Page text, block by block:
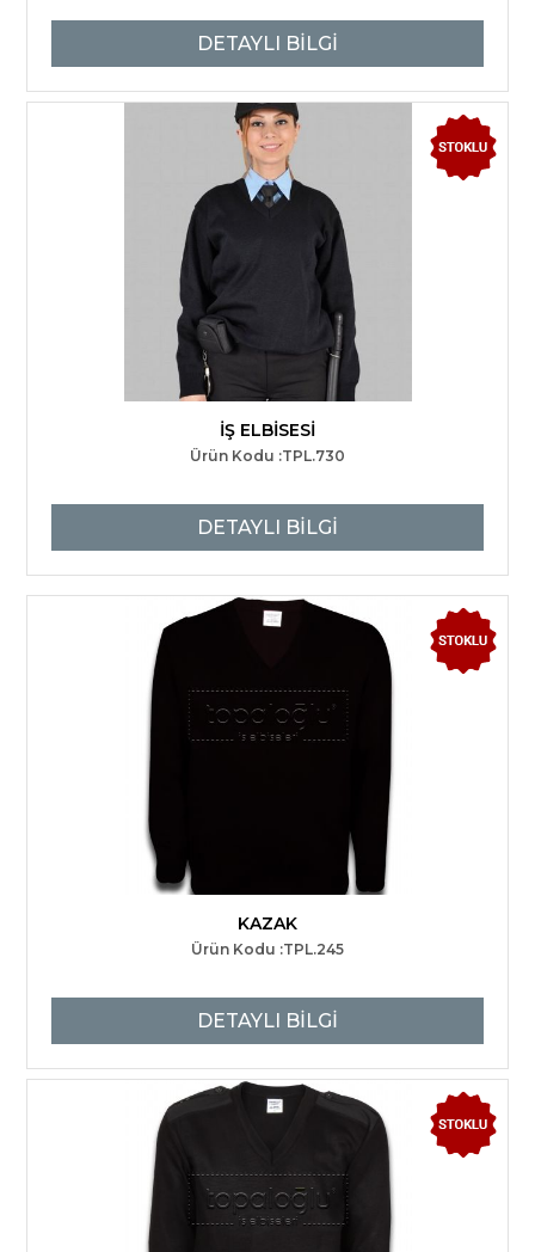
DETAYLI BİLGİ
İŞ ELBİSESİ
Ürün Kodu :TPL.730
DETAYLI BİLGİ
KAZAK
Ürün Kodu :TPL.245
DETAYLI BİLGİ